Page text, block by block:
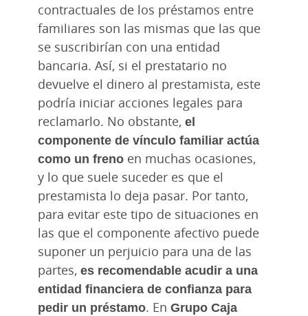
contractuales de los préstamos entre
familiares son las mismas que las que
se suscribirían con una entidad
bancaria. Así, si el prestatario no
devuelve el dinero al prestamista, este
podría iniciar acciones legales para
reclamarlo. No obstante, el
componente de vínculo familiar actúa
como un freno en muchas ocasiones,
y lo que suele suceder es que el
prestamista lo deja pasar. Por tanto,
para evitar este tipo de situaciones en
las que el componente afectivo puede
suponer un perjuicio para una de las
partes, es recomendable acudir a una
entidad financiera de confianza para
pedir un préstamo. En Grupo Caja